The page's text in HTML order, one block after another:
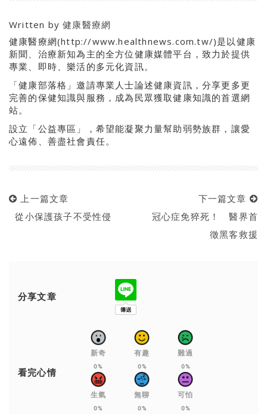
Written by健康醫療網
健康醫療網(http://www.healthnews.com.tw/)是以健康
新聞、治療新知為主的全方位健康媒體平台，致力於提供
專業、即時、樂活的多元化資訊。
「健康部落格」邀請專業人士論述健康資訊，分享更多更
完善的保健知識與服務，成為民眾獲取健康知識的首選網
站。
設立「公益專區」，希望能凝聚力量幫助弱勢族群，讓愛
心遠佈、善盡社會責任。
上一篇文章
從小保護孩子不受性侵
下一篇文章
冠心症免猝死！ 醫界首
徵黑客救援
分享文章
看完心情
新奇
0%
有趣
0%
難過
0%
生氣
0%
無聊
0%
可怕
0%